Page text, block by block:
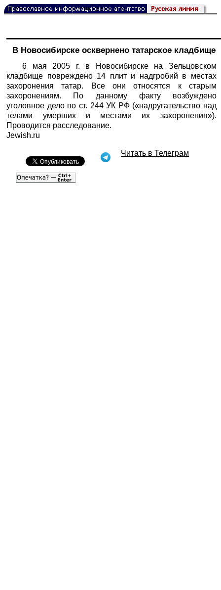
В Новосибирске осквернено татарское кладбище
6 мая 2005 г. в Новосибирске на Зельцовском
кладбище повреждено 14 плит и надгробий в местах
захоронения татар. Все они относятся к старым
захоронениям. По данному факту возбуждено
уголовное дело по ст. 244 УК РФ («надругательство над
телами умерших и местами их захоронения»).
Проводится расследование.
Jewish.ru
Читать в Телеграм